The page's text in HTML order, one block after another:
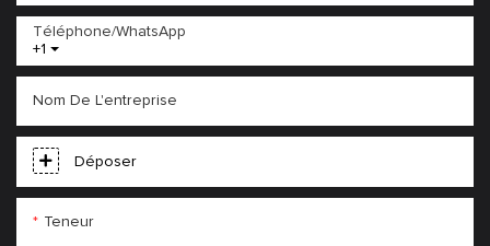
+1
Téléphone/WhatsApp
Nom De L'entreprise
Déposer
Teneur